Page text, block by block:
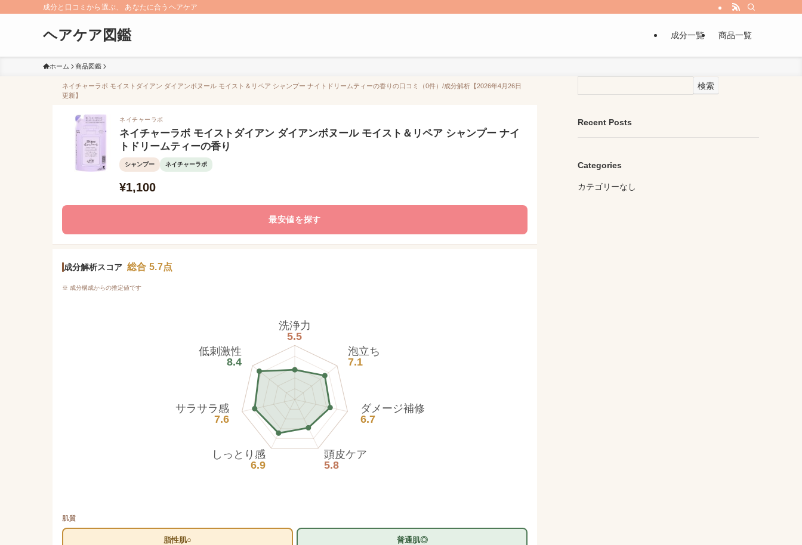
成分と口コミから選ぶ、 あなたに合うヘアケア
ヘアケア図鑑 成分一覧 商品一覧
ホーム 商品図鑑
ネイチャーラボ モイストダイアン ダイアンボヌール モイスト＆リペア シャンプー ナイトドリームティーの香りの口コミ（0件）/成分解析【2026年4月26日
更新】
ネイチャーラボ
ネイチャーラボ モイストダイアン ダイアンボヌール モイスト＆リペア シャンプー ナイ
トドリームティーの香り
シャンプー ネイチャーラボ
¥1,100
最安値を探す
成分解析スコア 総合 5.7点
※ 成分構成からの推定値です
洗浄力
5.5
泡立ち
7.1
ダメージ補修
6.7
頭皮ケア
5.8
しっとり感
6.9
サラサラ感
7.6
低刺激性
8.4
肌質
脂性肌○ 普通肌◎
検索
Recent Posts
Categories
カテゴリーなし